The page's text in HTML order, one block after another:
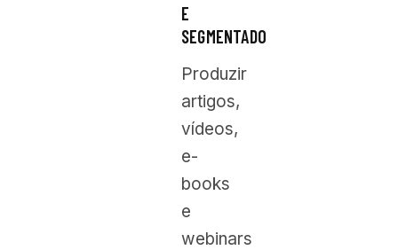
E
SEGMENTADO
Produzir
artigos,
vídeos,
e-
books
e
webinars